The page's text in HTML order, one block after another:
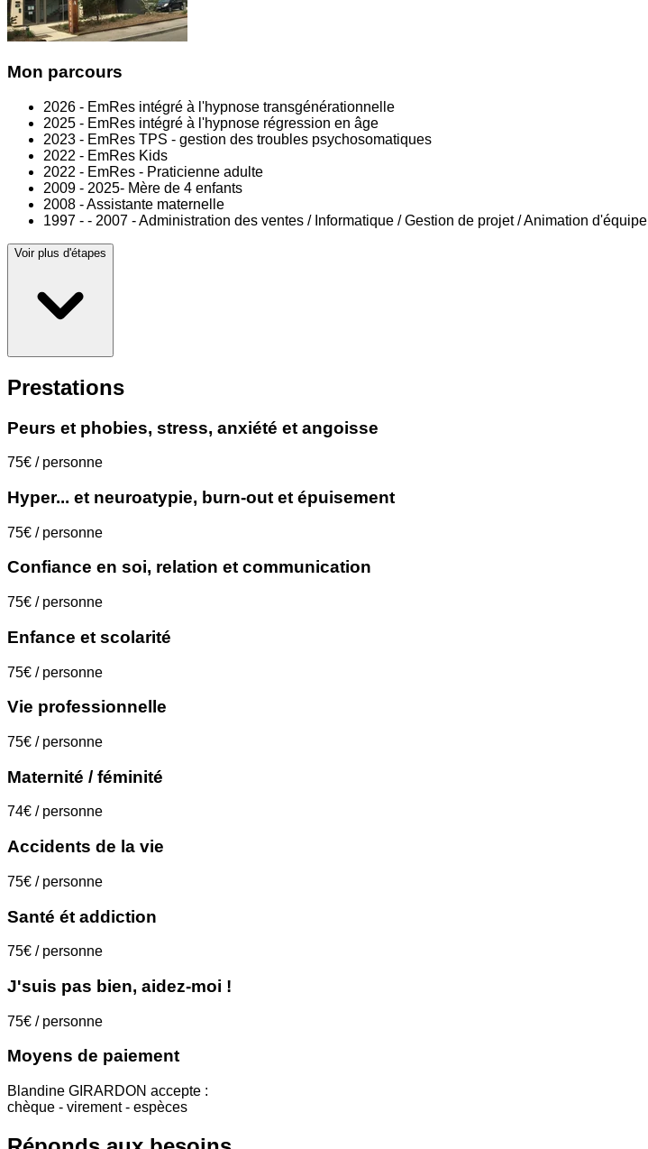
Mon parcours
2026 - EmRes intégré à l'hypnose transgénérationnelle
2025 - EmRes intégré à l'hypnose régression en âge
2023 - EmRes TPS - gestion des troubles psychosomatiques
2022 - EmRes Kids
2022 - EmRes - Praticienne adulte
2009 - 2025- Mère de 4 enfants
2008 - Assistante maternelle
1997 - - 2007 - Administration des ventes / Informatique / Gestion de projet / Animation d'équipe
Voir plus d'étapes
Prestations
Peurs et phobies, stress, anxiété et angoisse
75€ / personne
Hyper... et neuroatypie, burn-out et épuisement
75€ / personne
Confiance en soi, relation et communication
75€ / personne
Enfance et scolarité
75€ / personne
Vie professionnelle
75€ / personne
Maternité / féminité
74€ / personne
Accidents de la vie
75€ / personne
Santé ét addiction
75€ / personne
J'suis pas bien, aidez-moi !
75€ / personne
Moyens de paiement
Blandine GIRARDON accepte :
chèque - virement - espèces